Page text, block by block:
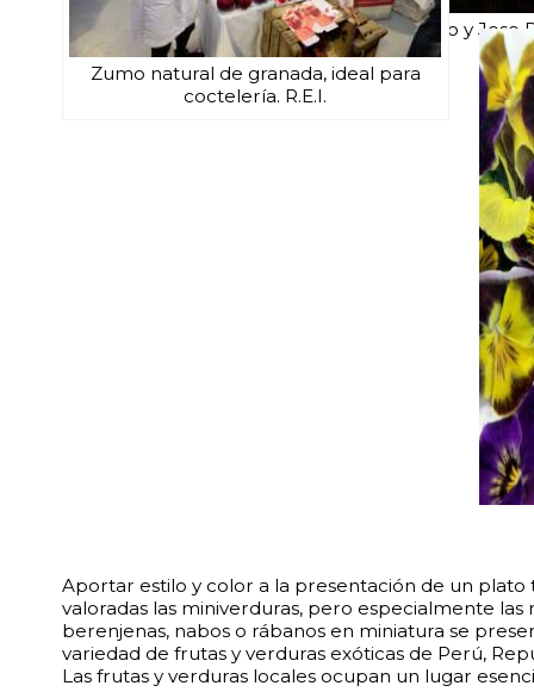
Un gran equipo con Marciano, Alfonso y Jose
Zumo natural de granada, ideal para
coctelería. R.E.I.
Aportar estilo y color a la presentación de un
valoradas las miniverduras, pero especialmente
berenjenas, nabos o rábanos en miniatura se
variedad de frutas y verduras exóticas de Perú,
Las frutas y verduras locales ocupan un lugar